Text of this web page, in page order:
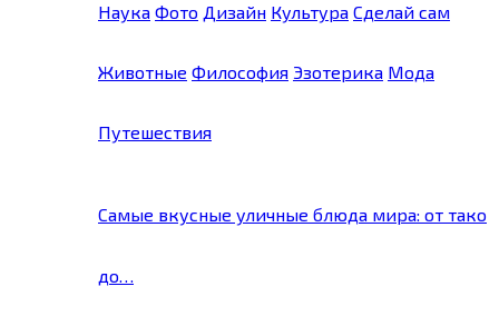
Наука Фото Дизайн Культура Сделай сам
Животные Философия Эзотерика Мода
Путешествия
Самые вкусные уличные блюда мира: от тако
до…